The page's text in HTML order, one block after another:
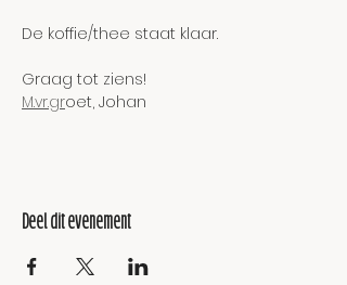
De koffie/thee staat klaar.
Graag tot ziens!
M.vr.groet, Johan
Deel dit evenement